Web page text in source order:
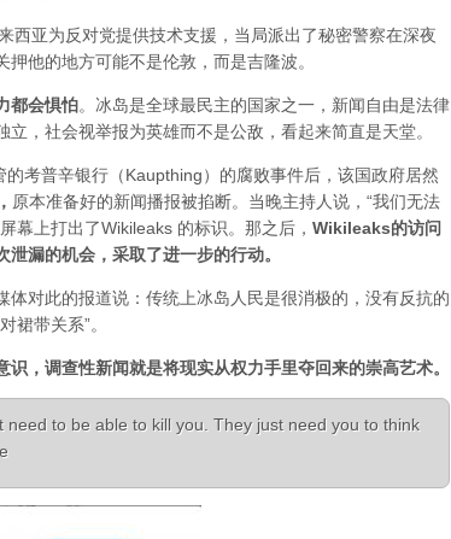
西亚为反对党提供技术支援，当局派出了秘密警察在深夜
他的地方可能不是伦敦，而是吉隆波。
都会惧怕。 冰岛是全球最民主的国家之一，新闻自由是法律
，社会视举报为英雄而不是公敌，看起来简直是天堂。
考普辛银行（Kaupthing）的腐败事件后，该国政府居然
， 原本准备好的新闻播报被掐断。当晚主持人说，“我们无法
幕上打出了Wikileaks 的标识。那之后， Wikileaks的访问
漏的机会，采取了进一步的行动。
对此的报道说：传统上冰岛人民是很消极的，没有反抗的
裙带关系”。
，调查性新闻就是将现实从权力手里夺回来的崇高艺术。
to be able to kill you. They just need you to think